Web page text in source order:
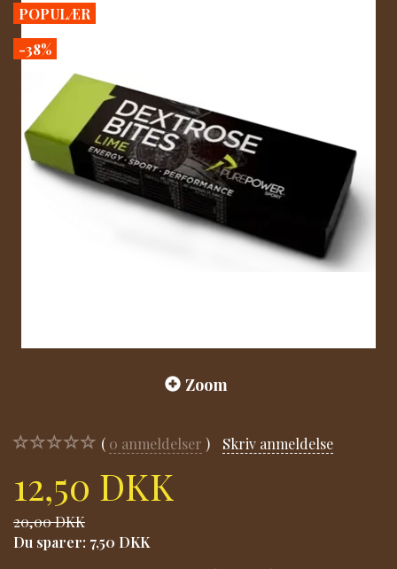
POPULÆR
-38%
Zoom
0 anmeldelser Skriv anmeldelse
12,50 DKK
20,00 DKK
Du sparer: 7,50 DKK